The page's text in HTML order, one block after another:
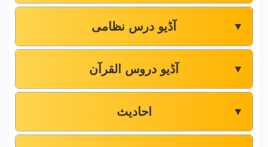
آڈیو درس نظامی ▼
آڈیو دروس القرآن ▼
احادیث ▼